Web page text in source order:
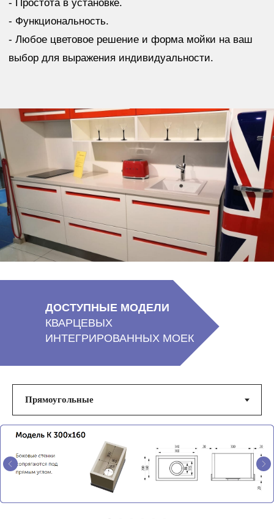
ДОСТУПНЫЕ МОДЕЛИ
КВАРЦЕВЫХ
ИНТЕГРИРОВАННЫХ МОЕК